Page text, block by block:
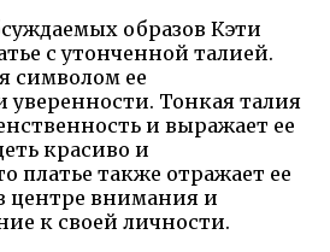
образов Кэти
с утонченной талией.
символом ее
уверенности. Тонкая талия
и выражает ее
красиво и
платье также отражает ее
центре внимания и
к своей личности.